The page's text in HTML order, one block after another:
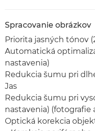
Spracovanie obrázkov
Priorita jasných tónov
Automatická
nastavenia)
Redukcia šumu pri
Jas
Redukcia šumu pri
nastavenia) (fotografie
Optická korekcia